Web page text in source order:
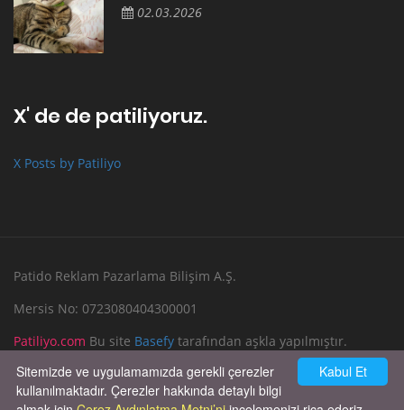
02.03.2026
X' de de patiliyoruz.
X Posts by Patiliyo
Patido Reklam Pazarlama Bilişim A.Ş.
Mersis No: 0723080404300001
Patiliyo.com Bu site Basefy tarafından aşkla yapılmıştır.
Reklam Verin
Bize Yazın
Kabul Et
Sitemizde ve uygulamamızda gerekli çerezler
kullanılmaktadır. Çerezler hakkında detaylı bilgi